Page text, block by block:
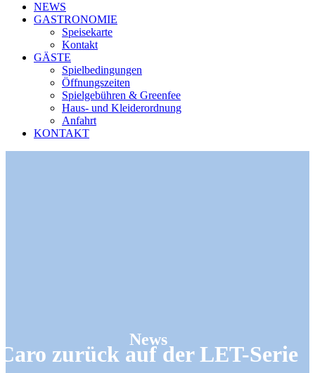
NEWS
GASTRONOMIE
Speisekarte
Kontakt
GÄSTE
Spielbedingungen
Öffnungszeiten
Spielgebühren & Greenfee
Haus- und Kleiderordnung
Anfahrt
KONTAKT
News
zurück auf der LET-Serie